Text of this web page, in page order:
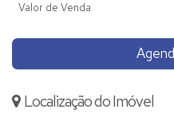
Valor de Venda
Localização do Imóvel